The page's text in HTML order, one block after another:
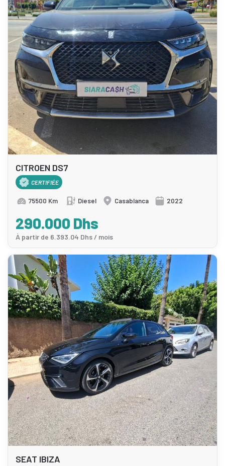
CITROEN DS7
CERTIFIÉE
75500 Km Diesel Casablanca 2022
290.000 Dhs
À partir de 6.393.04 Dhs / mois
SEAT IBIZA